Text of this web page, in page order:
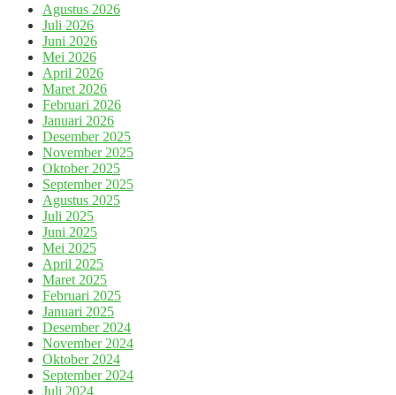
Agustus 2026
Juli 2026
Juni 2026
Mei 2026
April 2026
Maret 2026
Februari 2026
Januari 2026
Desember 2025
November 2025
Oktober 2025
September 2025
Agustus 2025
Juli 2025
Juni 2025
Mei 2025
April 2025
Maret 2025
Februari 2025
Januari 2025
Desember 2024
November 2024
Oktober 2024
September 2024
Juli 2024